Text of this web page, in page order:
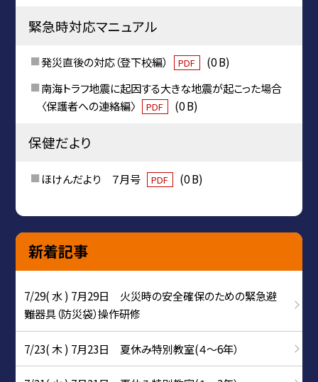
緊急時対応マニュアル
発災直後の対応（登下校編） PDF
(0 B)
南海トラフ地震に起因する大きな地震が起こった場合
〈保護者への連絡編〉
PDF (0 B)
保健だより
ほけんだより ７月号 PDF (0 B)
新着記事
7/29( 水 ) 7月29日 火災時の安全確保のための緊急避
難器具（防災袋）操作研修
7/23( 木 ) 7月23日 夏休み特別教室(４～6年）